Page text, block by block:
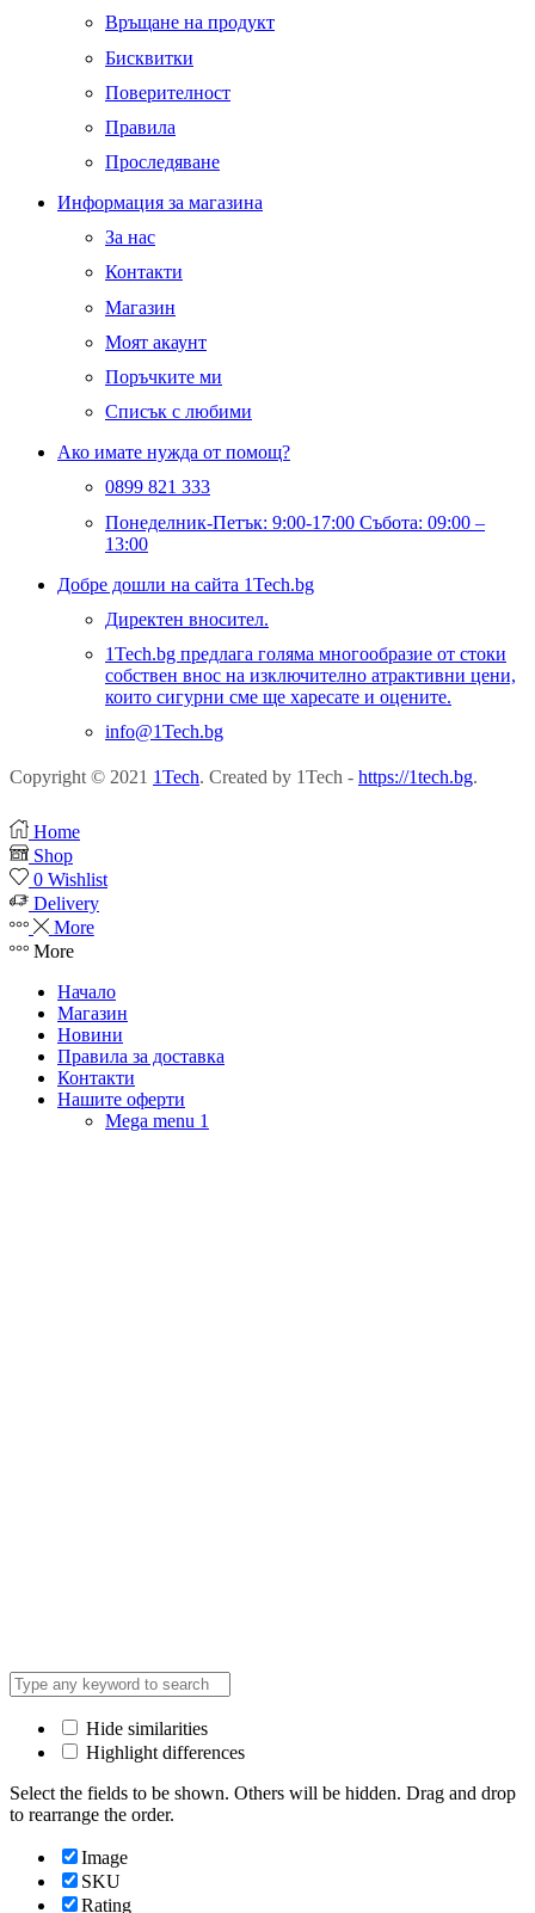
Връщане на продукт
Бисквитки
Поверителност
Правила
Проследяване
Информация за магазина
За нас
Контакти
Магазин
Моят акаунт
Поръчките ми
Списък с любими
Ако имате нужда от помощ?
0899 821 333
Понеделник-Петък: 9:00-17:00 Събота: 09:00 –
13:00
Добре дошли на сайта 1Tech.bg
Директен вносител.
1Tech.bg предлага голяма многообразие от стоки
собствен внос на изключително атрактивни цени,
които сигурни сме ще харесате и оцените.
info@1Tech.bg
Copyright © 2021 1Tech. Created by 1Tech - https://1tech.bg.
Home
Shop
0 Wishlist
Delivery
More
More
Начало
Магазин
Новини
Правила за доставка
Контакти
Нашите оферти
Mega menu 1
Hide similarities
Highlight differences
Select the fields to be shown. Others will be hidden. Drag and drop
to rearrange the order.
Image
SKU
Rating